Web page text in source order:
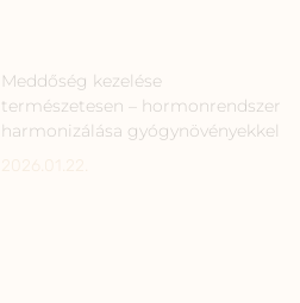
Meddőség kezelése
természetesen – hormonrendszer
harmonizálása gyógynövényekkel